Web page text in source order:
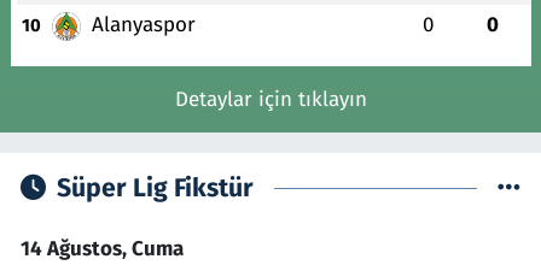
10 Alanyaspor 0 0
Detaylar için tıklayın
Süper Lig Fikstür
14 Ağustos, Cuma